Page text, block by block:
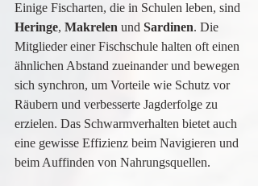
Einige Fischarten, die in Schulen leben, sind
Heringe, Makrelen und Sardinen. Die
Mitglieder einer Fischschule halten oft einen
ähnlichen Abstand zueinander und bewegen
sich synchron, um Vorteile wie Schutz vor
Räubern und verbesserte Jagderfolge zu
erzielen. Das Schwarmverhalten bietet auch
eine gewisse Effizienz beim Navigieren und
beim Auffinden von Nahrungsquellen.